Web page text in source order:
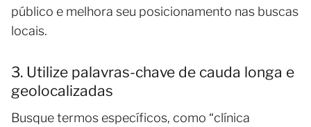
público e melhora seu posicionamento nas buscas
locais.
3. Utilize palavras-chave de cauda longa e
geolocalizadas
Busque termos específicos, como “clínica